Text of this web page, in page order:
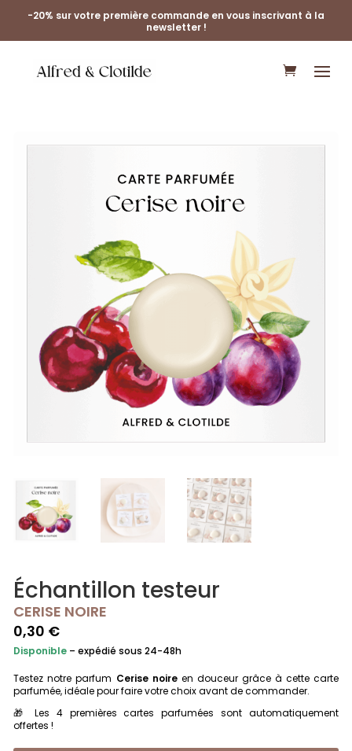
-20% sur votre première commande en vous inscrivant à la
newsletter !
Échantillon testeur
CERISE NOIRE
0,30 €
Disponible – expédié sous 24-48h
Testez notre parfum Cerise noireen douceur grâce à cette carte
parfumée, idéale pour faire votre choix avant de commander.
🎁 Les 4 premières cartes parfumées sont automatiquement
offertes !